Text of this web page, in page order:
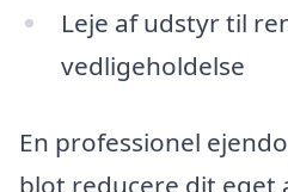
Leje af udstyr til
vedligeholdelse
En professionel
blot reducere dit eget